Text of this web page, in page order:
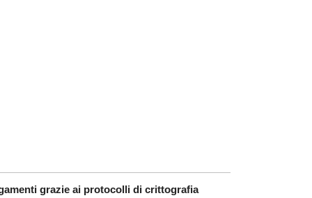
grazie ai protocolli di crittografia